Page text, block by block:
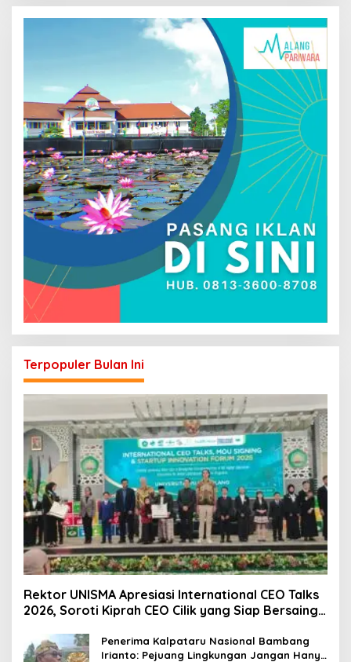
Terpopuler Bulan Ini
Rektor UNISMA Apresiasi International CEO Talks
2026, Soroti Kiprah CEO Cilik yang Siap Bersaing
Penerima Kalpataru Nasional Bambang
Irianto: Pejuang Lingkungan Jangan Hanya